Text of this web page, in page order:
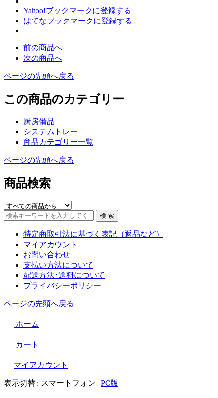
Yahoo!ブックマークに登録する
はてなブックマークに登録する
前の商品へ
次の商品へ
ページの先頭へ戻る
この商品のカテゴリー
厨房備品
システムトレー
商品カテゴリー一覧
ページの先頭へ戻る
商品検索
特定商取引法に基づく表記（返品など）
マイアカウント
お問い合わせ
支払い方法について
配送方法･送料について
プライバシーポリシー
ページの先頭へ戻る
ホーム
カート
マイアカウント
表示切替 : スマートフォン | PC版